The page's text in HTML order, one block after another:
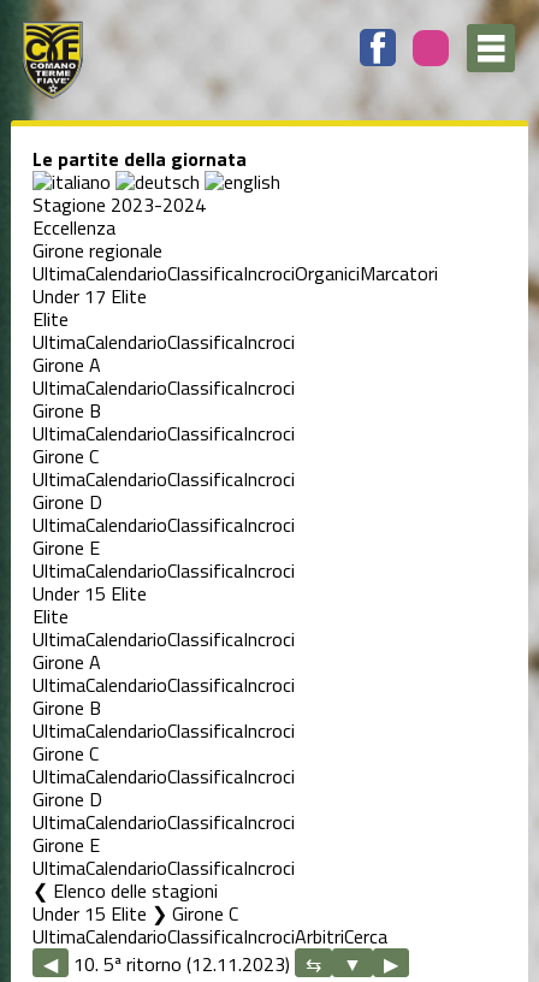
Le partite della giornata
Stagione 2023-2024
Eccellenza
Girone regionale
UltimaCalendarioClassificaIncrociOrganiciMarcatori
Under 17 Elite
Elite
UltimaCalendarioClassificaIncroci
Girone A
UltimaCalendarioClassificaIncroci
Girone B
UltimaCalendarioClassificaIncroci
Girone C
UltimaCalendarioClassificaIncroci
Girone D
UltimaCalendarioClassificaIncroci
Girone E
UltimaCalendarioClassificaIncroci
Under 15 Elite
Elite
UltimaCalendarioClassificaIncroci
Girone A
UltimaCalendarioClassificaIncroci
Girone B
UltimaCalendarioClassificaIncroci
Girone C
UltimaCalendarioClassificaIncroci
Girone D
UltimaCalendarioClassificaIncroci
Girone E
UltimaCalendarioClassificaIncroci
Elenco delle stagioni
Under 15 Elite ❯ Girone C
UltimaCalendarioClassificaIncrociArbitriCerca
◀ 10. 5ª ritorno (12.11.2023)
▶